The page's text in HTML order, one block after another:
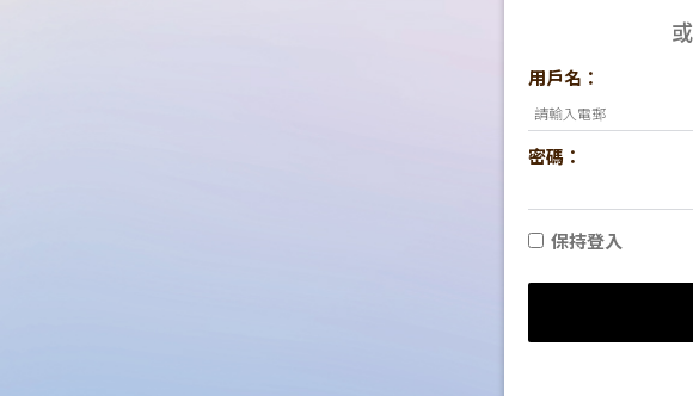
用戶名：
密碼：
保持登入